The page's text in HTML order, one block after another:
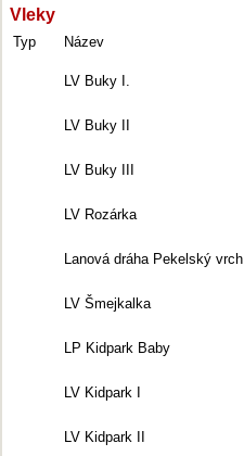
Vleky
Typ Název
LV Buky I.
LV Buky II
LV Buky III
LV Rozárka
Lanová dráha Pekelský vrch
LV Šmejkalka
LP Kidpark Baby
LV Kidpark I
LV Kidpark II